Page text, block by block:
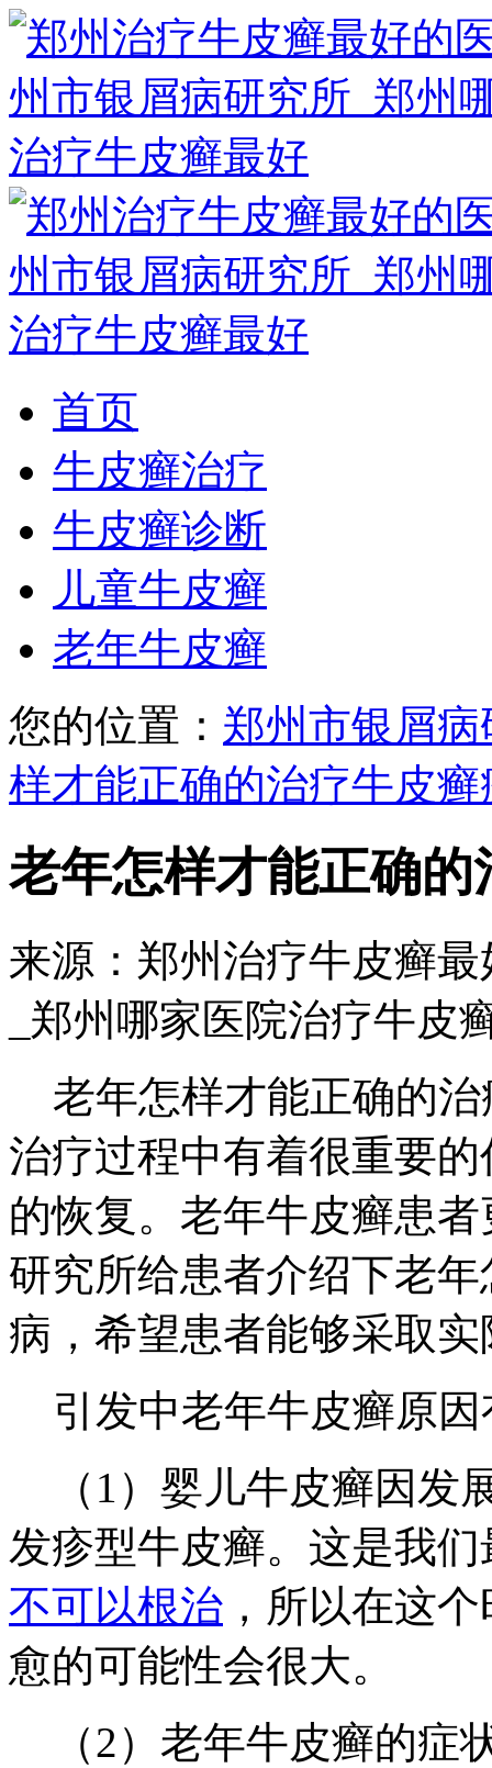
首页
牛皮癣治疗
牛皮癣诊断
儿童牛皮癣
老年牛皮癣
您的位置： 郑州市银屑病
样才能正确的治疗牛皮癣
老年怎样才能正确
来源：郑州治疗牛皮癣
_郑州哪家医院治疗牛皮
老年怎样才能正确的治
治疗过程中有着很重要
的恢复。老年牛皮癣患
研究所给患者介绍下老
病，希望患者能够采取
引发中老年牛皮癣原因
（1）婴儿牛皮癣因发
发疹型牛皮癣。这是我
不可以根治 ，所以在这
愈的可能性会很大。
（2）老年牛皮癣的症